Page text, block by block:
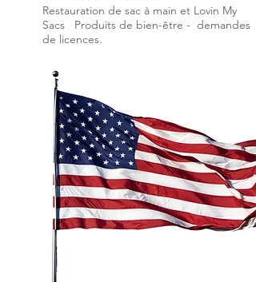
Restauration de sac à main et Lovin My
Sacs
Produits de bien-être - demandes
de licences.